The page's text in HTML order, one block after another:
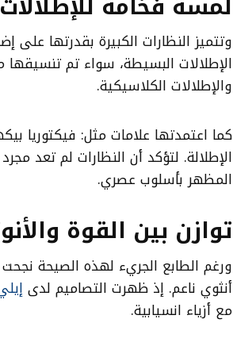
وتتميز النظارات الكبيرة بقدرتها
الإطلالات البسيطة، سواء تم تنسيقها
والإطلالات الكلاسيكية.
كما اعتمدتها علامات مثل:
الإطلالة. لتؤكد أن النظارات لم تعد
المظهر بأسلوب عصري.
توازن بين القوة
ورغم الطابع الجريء لهذه الصيحة
أنثوي ناعم. إذ ظهرت التصاميم لدى
مع أزياء انسيابية.